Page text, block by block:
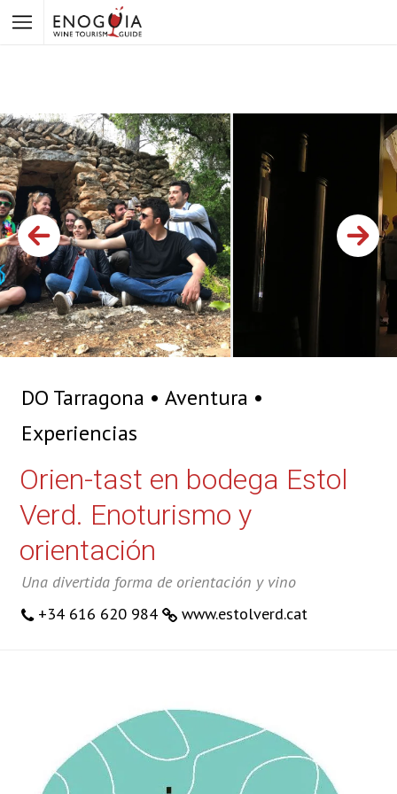
DO Tarragona
Aventura
Experiencias
Orien-tast en bodega Estol
Verd. Enoturismo y
orientación
Una divertida forma de orientación y vino
+34 616 620 984
www.estolverd.cat